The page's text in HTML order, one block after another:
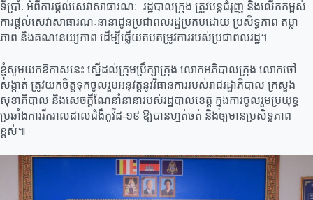
ទីប្រាំ. អំពីការផ្តល់សេវាសាធារណៈ រដ្ឋបាលក្រុង ត្រូវបន្តជំរុញ និងលើកកម្ពស់
ការផ្តល់សេវាសាធារណៈនានាជូនប្រជាពលរដ្ឋប្រកបដោយ ប្រសិទ្ធភាព តម្លា
ភាព និងគណនេយ្យភាព ដើម្បីឆ្លើយតបតម្រូវការរបស់ប្រជាពលរដ្ឋ។
ខ្ញុំសូមយកឱកាសនេះ ស្នើដល់ក្រុមប្រឹក្សាក្រុង លោកអភិបាលក្រុង លោកចៅ
សង្កាត់ ត្រូវយកចិត្តទុកចូលរួមអនុវត្តនូវវិធានការរបស់រាជរដ្ឋាភិបាល ក្រសួង
សុខាភិបាល និងសេចក្តីណែនាំនានារបស់រដ្ឋបាលខេត្ត ក្នុងការចូលរួមប្រយុទ្ធ
ប្រឆាំងការរីករាលដាលជំងឺកូវីដ-១៩ ឱ្យបានហ្មត់ចត់ និងឲ្យមានប្រសិទ្ធភាព
ខ្ពស់៕